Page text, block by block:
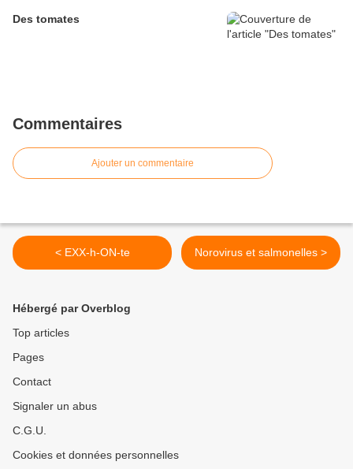
Des tomates
Commentaires
Ajouter un commentaire
< EXX-h-ON-te Norovirus et salmonelles >
Hébergé par Overblog
Top articles
Pages
Contact
Signaler un abus
C.G.U.
Cookies et données personnelles